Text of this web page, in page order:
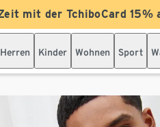
mit der TchiboCard
Herren Kinder Wohnen Sport